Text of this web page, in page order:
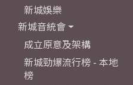
新城娛樂
新城音統會
成立原意及架構
新城勁爆流行榜 - 本地
榜